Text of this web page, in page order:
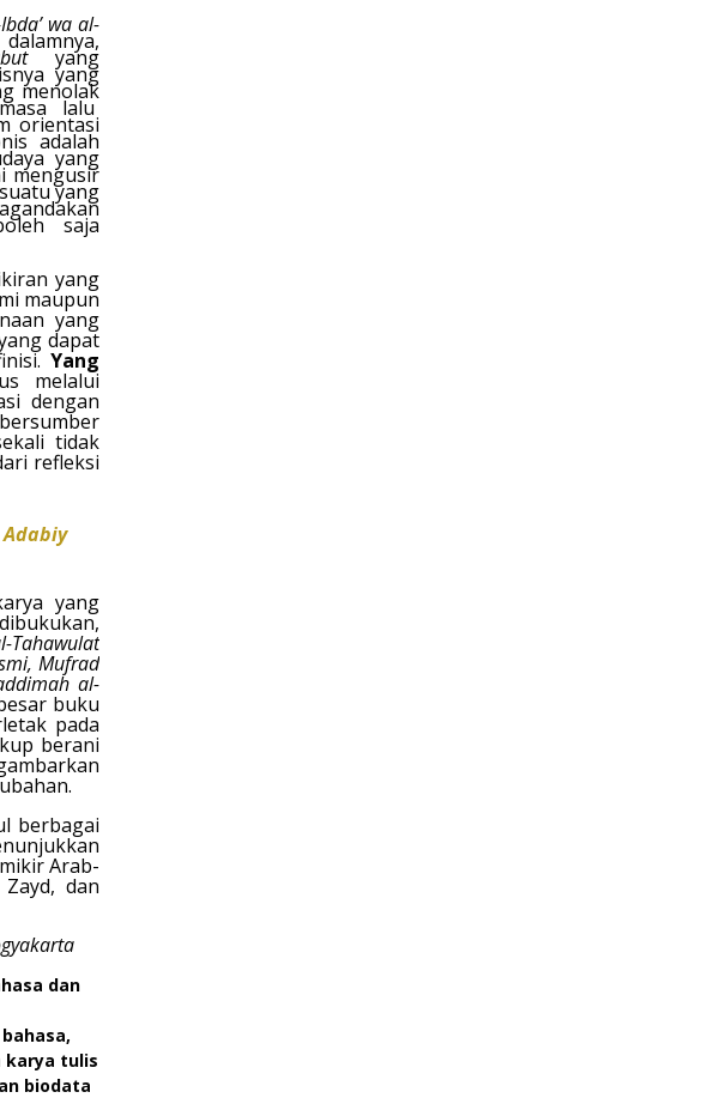
wa al-
yang
yang
menolak
masa lalu
orientasi
adalah
yang
mengusir
yang
saja
yang
maupun
yang
dapat
Yang
melalui
dengan
tidak
refleksi
yang
Tahawulat
Mufrad
al-
buku
pada
berani
berbagai
Arab-
dan
dan
karya tulis
biodata